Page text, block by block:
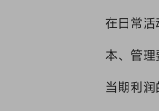
在日常
本、管
当期利润